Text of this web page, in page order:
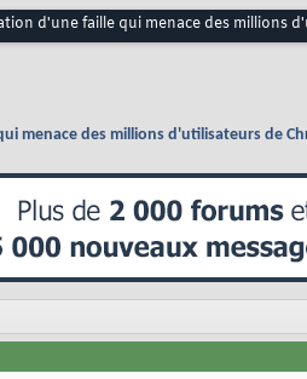
d'une faille qui menace des millions
menace des millions d'utilisateurs de